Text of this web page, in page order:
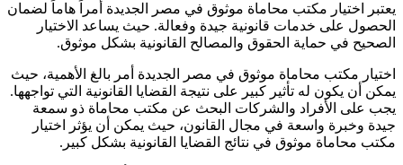
يعتبر اختيار مكتب محاماة موثوق في مصر الجديدة أمراً هاماً لضمان
الحصول على خدمات قانونية جيدة وفعالة. حيث يساعد الاختيار
الصحيح في حماية الحقوق والمصالح القانونية بشكل موثوق.
اختيار مكتب محاماة موثوق في مصر الجديدة أمر بالغ الأهمية، حيث
يمكن أن يكون له تأثير كبير على نتيجة القضايا القانونية التي تواجهها.
يجب على الأفراد والشركات البحث عن مكتب محاماة ذو سمعة
جيدة وخبرة واسعة في مجال القانون، حيث يمكن أن يؤثر اختيار
مكتب محاماة موثوق في نتائج القضايا القانونية بشكل كبير.